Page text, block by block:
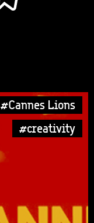
#Cannes Lions
#creativity